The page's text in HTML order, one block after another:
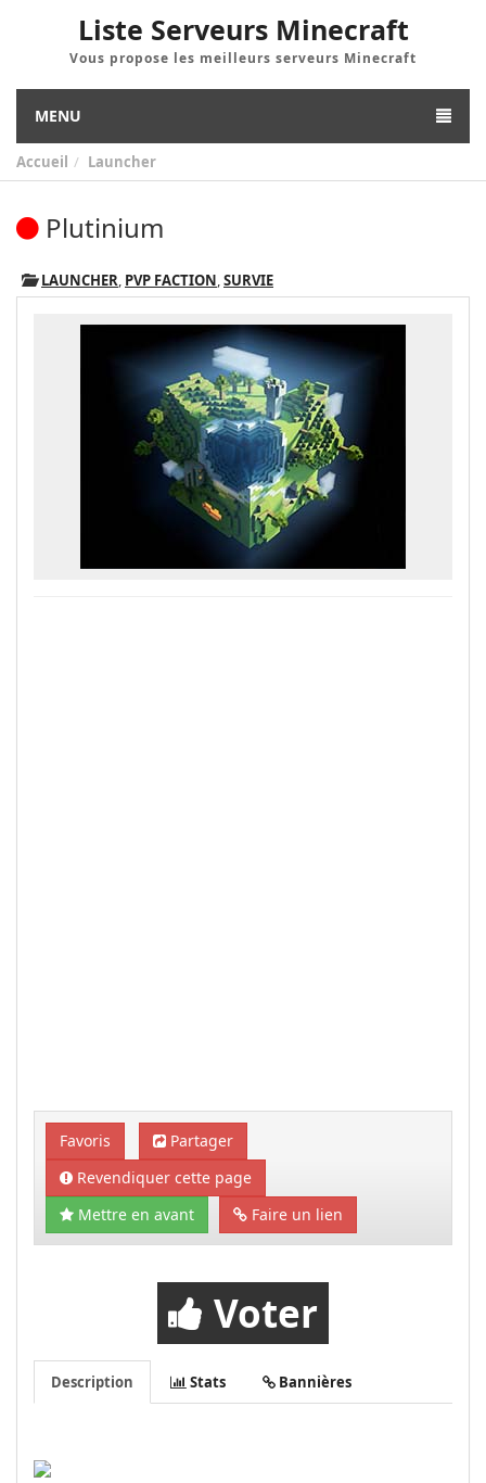
Liste Serveurs Minecraft
Vous propose les meilleurs serveurs Minecraft
MENU
Accueil Launcher
Plutinium
LAUNCHER, PVP FACTION,SURVIE
Favoris
Partager
Revendiquer cette page
Mettre en avant
Faire un lien
Voter
Description Stats Bannières